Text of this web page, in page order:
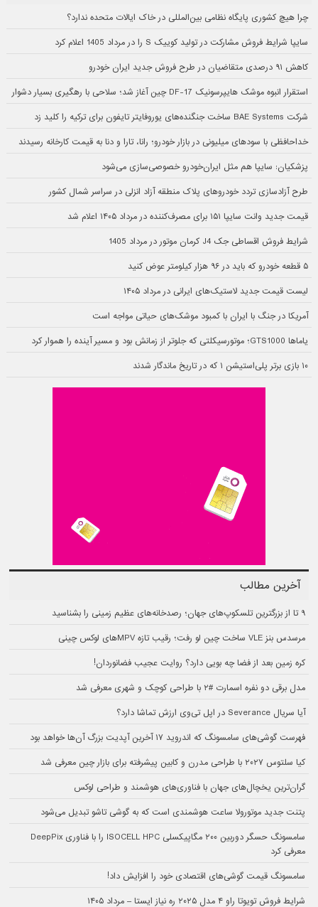
چرا هیچ کشوری پایگاه نظامی بین‌المللی در خاک ایالات متحده ندارد؟
سایپا شرایط فروش مشارکت در تولید کوییک S را در مرداد 1405 اعلام کرد
کاهش ۹۱ درصدی متقاضیان در طرح فروش جدید ایران خودرو
استقرار انبوه موشک هایپرسونیک DF-17 چین آغاز شد؛ سلاحی با رهگیری بسیار دشوار
شرکت BAE Systems ساخت جنگنده‌های یوروفایتر تایفون برای ترکیه را کلید زد
خداحافظی با سودهای میلیونی در بازار خودرو؛ رانا، تارا و دنا به قیمت کارخانه رسیدند
پزشکیان: سایپا هم مثل ایران‌خودرو خصوصی‌سازی می‌شود
طرح آزادسازی تردد خودروهای پلاک منطقه آزاد انزلی در سراسر شمال کشور
قیمت جدید وانت سایپا ۱۵۱ برای مصرف‌کننده در مرداد ۱۴۰۵ اعلام شد
شرایط فروش اقساطی جک J4 کرمان موتور در مرداد 1405
۵ قطعه خودرو که باید در ۹۶ هزار کیلومتر عوض کنید
لیست قیمت جدید لاستیک‌های ایرانی در مرداد ۱۴۰۵
آمریکا در جنگ با ایران با کمبود موشک‌های حیاتی مواجه است
یاماها GTS1000؛ موتورسیکلتی که جلوتر از زمانش بود و مسیر آینده را هموار کرد
۱۰ بازی برتر پلی‌استیشن ۱ که در تاریخ ماندگار شدند
آخرین مطالب
۹ تا از بزرگترین تلسکوپ‌های جهان؛ رصدخانه‌های عظیم زمینی را بشناسید
مرسدس بنز VLE ساخت چین لو رفت؛ رقیب تازه MPVهای لوکس چینی
کره زمین بعد از فضا چه بویی دارد؟ روایت عجیب فضانوردان!
مدل برقی دو نفره اسمارت #۲ با طراحی کوچک و شهری معرفی شد
آیا سریال Severance در اپل تی‌وی ارزش تماشا دارد؟
فهرست گوشی‌های سامسونگ که اندروید ۱۷ آخرین آپدیت بزرگ آن‌ها خواهد بود
کیا سلتوس ۲۰۲۷ با طراحی مدرن و کابین پیشرفته برای بازار چین معرفی شد
گران‌ترین یخچال‌های جهان با فناوری‌های هوشمند و طراحی لوکس
پتنت جدید موتورولا ساعت هوشمندی است که به گوشی تاشو تبدیل می‌شود
سامسونگ حسگر دوربین ۲۰۰ مگاپیکسلی ISOCELL HPC را با فناوری DeepPix
معرفی کرد
سامسونگ قیمت گوشی‌های اقتصادی خود را افزایش داد!
شرایط فروش تویوتا راو ۴ مدل ۲۰۲۵ ره نیاز ایستا – مرداد ۱۴۰۵